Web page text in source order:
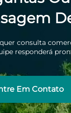
consulta
responderá
Em Contato